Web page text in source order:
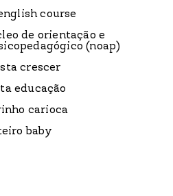
course
de orientação e
(noap)
crescer
educação
carioca
baby